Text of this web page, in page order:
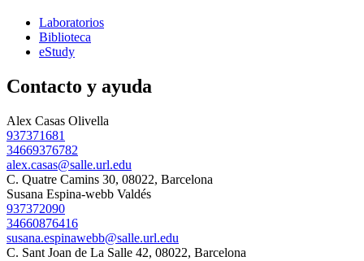
Laboratorios
Biblioteca
eStudy
Contacto y ayuda
Alex Casas Olivella
937371681
34669376782
alex.casas@salle.url.edu
C. Quatre Camins 30, 08022, Barcelona
Susana Espina-webb Valdés
937372090
34660876416
susana.espinawebb@salle.url.edu
C. Sant Joan de La Salle 42, 08022, Barcelona